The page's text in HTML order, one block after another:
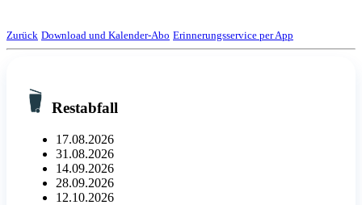
Zurück Download und Kalender-Abo Erinnerungsservice per App
Restabfall
17.08.2026
31.08.2026
14.09.2026
28.09.2026
12.10.2026